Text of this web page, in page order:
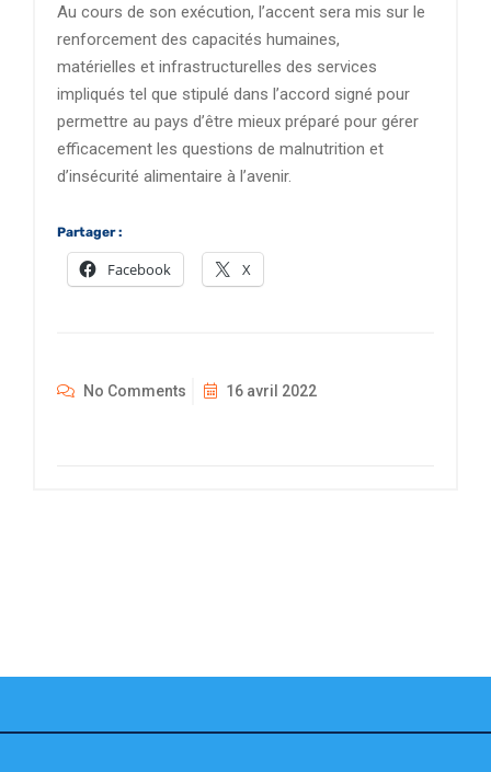
Au cours de son exécution, l’accent sera mis sur le
renforcement des capacités humaines,
matérielles et infrastructurelles des services
impliqués tel que stipulé dans l’accord signé pour
permettre au pays d’être mieux préparé pour gérer
efficacement les questions de malnutrition et
d’insécurité alimentaire à l’avenir.
Partager :
Facebook X
No Comments 16 avril 2022